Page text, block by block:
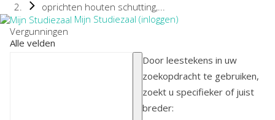
oprichten houten schutting,...
Mijn Studiezaal (inloggen)
Vergunningen
Alle velden
Door leestekens in uw
zoekopdracht te gebruiken,
zoekt u specifieker of juist
breder: